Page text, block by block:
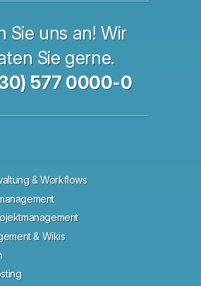
Sie uns an! Wir
Sie gerne.
577 0000-0
& Workflows
& Wikis